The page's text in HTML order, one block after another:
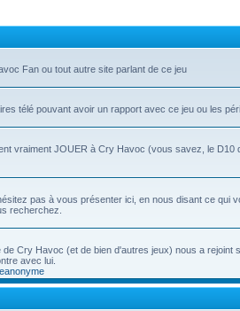
Fan ou tout autre site parlant de ce jeu
télé pouvant avoir un rapport avec ce jeu ou les
vraiment JOUER à Cry Havoc (vous savez, le D10
pas à vous présenter ici, en nous disant ce qui
recherchez.
de Cry Havoc (et de bien d'autres jeux) nous a rejoint
avec lui.